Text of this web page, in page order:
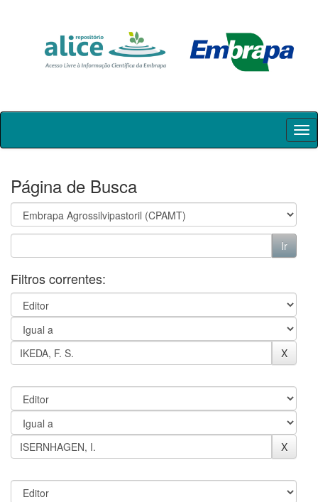
Skip
Página de Busca
Filtros correntes: